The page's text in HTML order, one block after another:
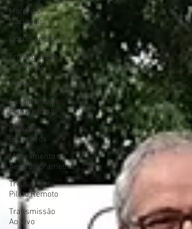
Matérias
Nacionais
Documentario
Emissoras de
Televisão
Filme
Casamentos e
Pré-Wedding
Eventos
Esportivos
Mapeamento e
Aerofotogrametria
Treinamento
Piloto Remoto
Transmissão
Ao Vivo